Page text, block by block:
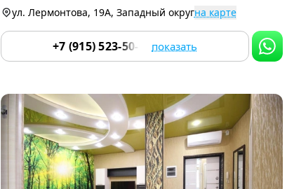
ул. Лермонтова, 19А, Западный округна карте
+7 (915) 523-50-05 показать